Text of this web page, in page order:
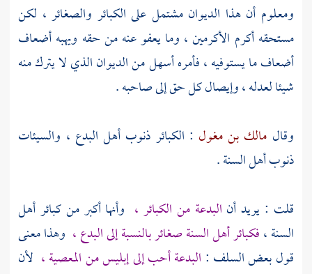
ومعلوم أن هذا الديوان مشتمل على الكبائر والصغائر ، لكن
مستحقه أكرم الأكرمين ، وما يعفو عنه من حقه ويهبه أضعاف
أضعاف ما يستوفيه ، فأمره أسهل من الديوان الذي لا يترك منه
شيئا لعدله ، وإيصال كل حق إلى صاحبه .
وقال مالك بن مغول : الكبائر ذنوب أهل البدع ، والسيئات
ذنوب أهل السنة .
قلت : يريد أن البدعة من الكبائر ، وأنها أكبر من كبائر أهل
السنة ،فكبائر أهل السنة صغائر بالنسبة إلى البدع ، وهذا معنى
قول بعض السلف : البدعة أحب إلى إبليس من المعصية ، لأن